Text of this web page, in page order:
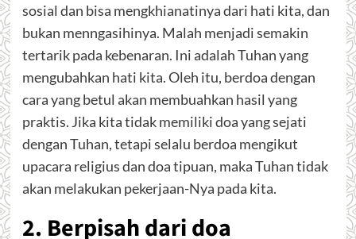
sosial dan bisa mengkhianatinya dari hati kita, dan
bukan menngasihinya. Malah menjadi semakin
tertarik pada kebenaran. Ini adalah Tuhan yang
mengubahkan hati kita. Oleh itu, berdoa dengan
cara yang betul akan membuahkan hasil yang
praktis. Jika kita tidak memiliki doa yang sejati
dengan Tuhan, tetapi selalu berdoa mengikut
upacara religius dan doa tipuan, maka Tuhan tidak
akan melakukan pekerjaan-Nya pada kita.
2. Berpisah dari doa